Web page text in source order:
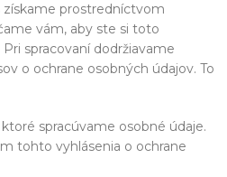
získame prostredníctvom
vám, aby ste si toto
spracovaní dodržiavame
o ochrane osobných údajov. To
spracúvame osobné údaje.
tohto vyhlásenia o ochrane